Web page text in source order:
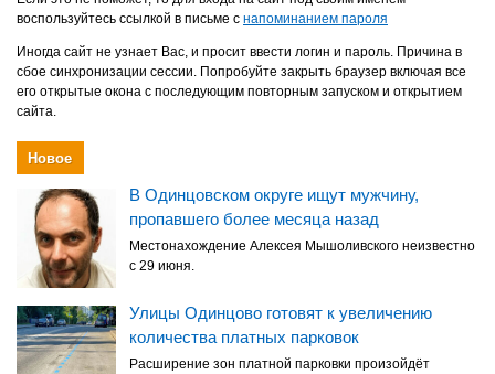
воспользуйтесь ссылкой в письме с напоминанием пароля
Иногда сайт не узнает Вас, и просит ввести логин и пароль. Причина в
сбое синхронизации сессии. Попробуйте закрыть браузер включая все
его открытые окона с последующим повторным запуском и открытием
сайта.
Новое
В Одинцовском округе ищут мужчину,
пропавшего более месяца назад
Местонахождение Алексея Мышоливского неизвестно
с 29 июня.
Улицы Одинцово готовят к увеличению
количества платных парковок
Расширение зон платной парковки произойдёт